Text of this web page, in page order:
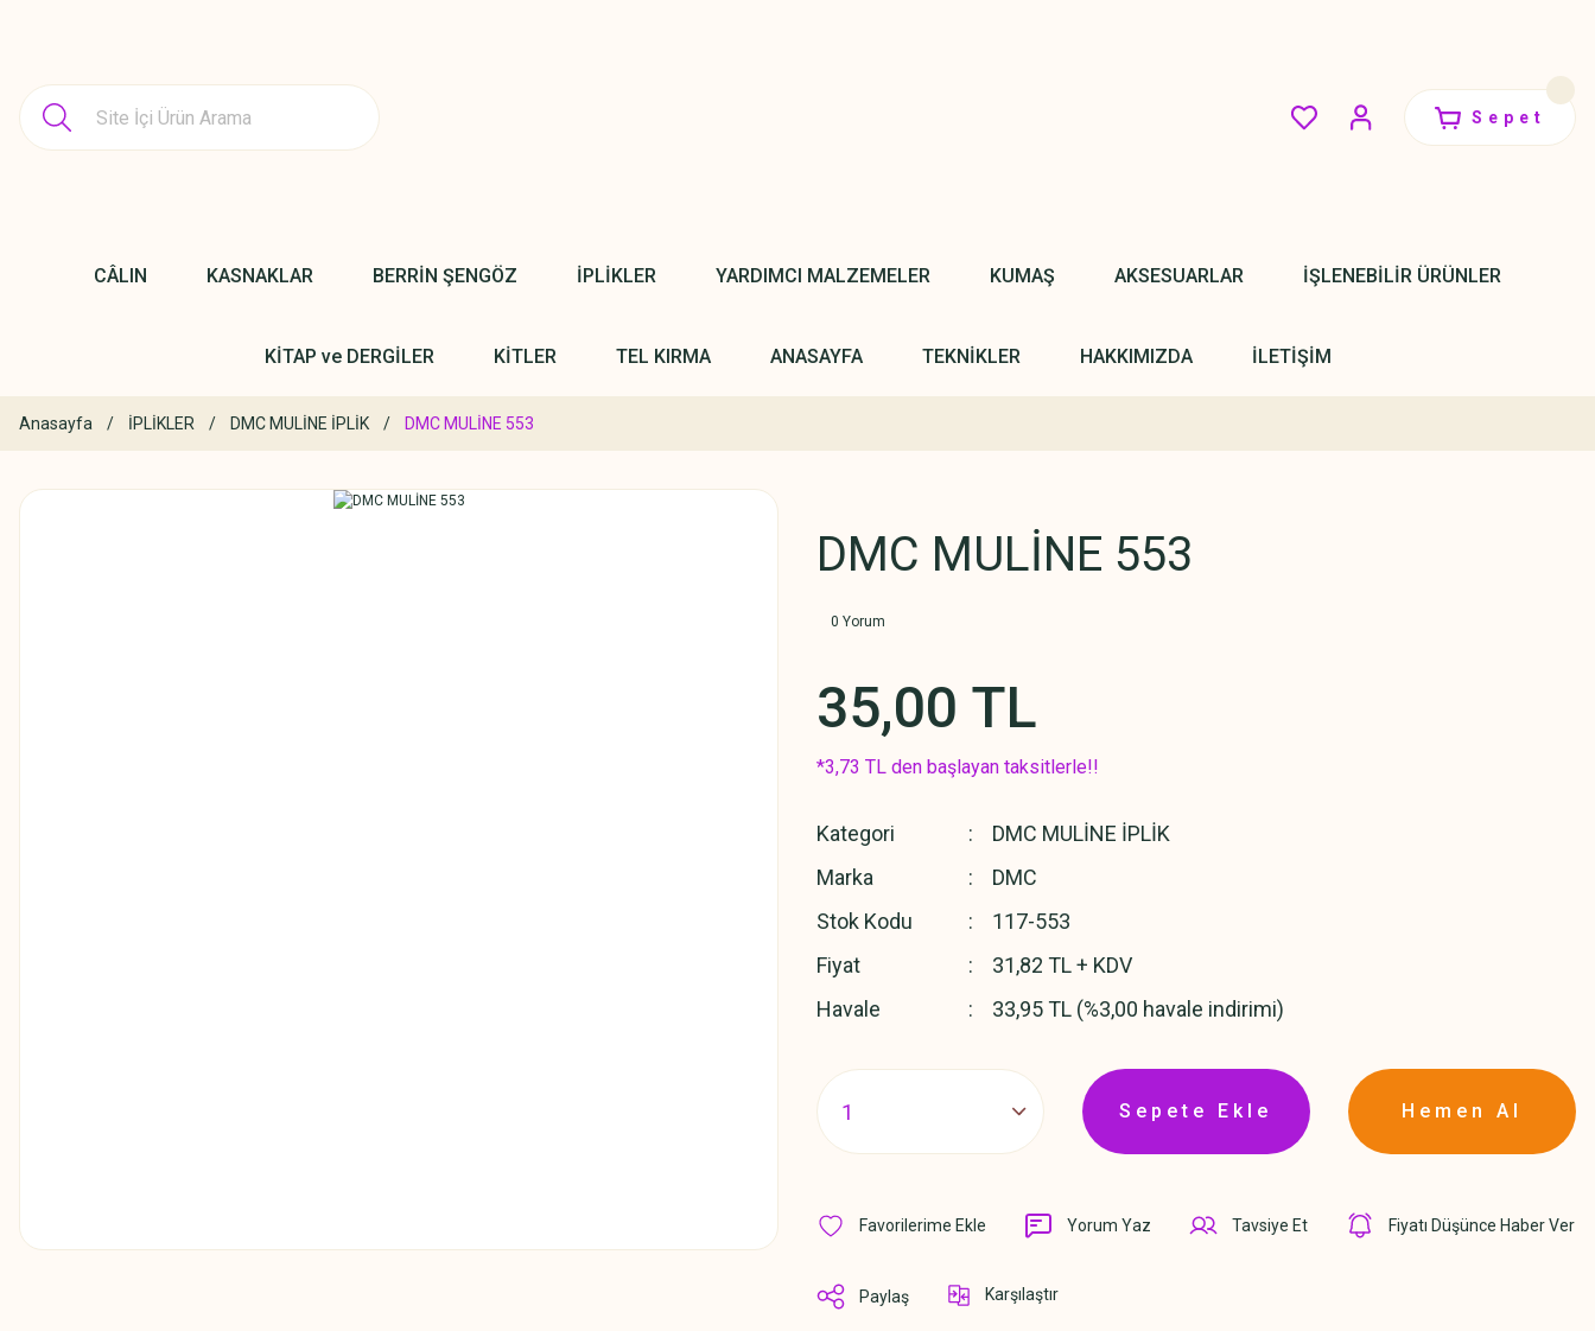
Sepet
CÂLIN KASNAKLAR BERRİN ŞENGÖZ İPLİKLER YARDIMCI MALZEMELER KUMAŞ AKSESUARLAR İŞLENEBİLİR ÜRÜNLER
KİTAP ve DERGİLER KİTLER TEL KIRMA ANASAYFA TEKNİKLER HAKKIMIZDA İLETİŞİM
Anasayfa İPLİKLER DMC MULİNE İPLİK DMC MULİNE 553
DMC MULİNE 553
0 Yorum
35,00 TL
*3,73 TL den başlayan taksitlerle!!
Kategori
DMC MULİNE İPLİK
Marka
DMC
Stok Kodu
117-553
Fiyat
31,82 TL + KDV
Havale
33,95 TL (%3,00 havale indirimi)
Sepete Ekle Hemen Al
Yorum Yaz Tavsiye Et Fiyatı Düşünce Haber Ver
Paylaş Karşılaştır